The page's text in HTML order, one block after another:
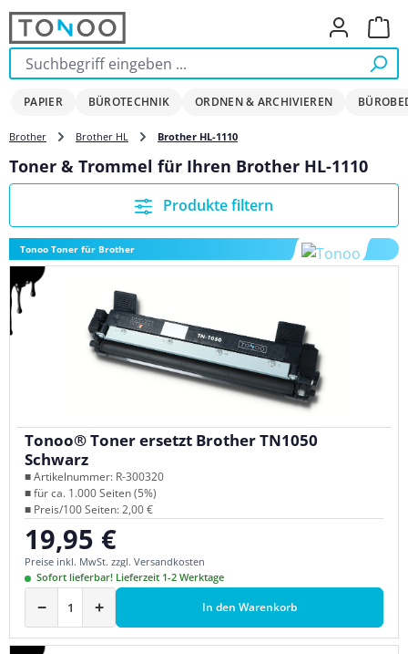
Zum Hauptinhalt springen
PAPIER BÜROTECHNIK ORDNEN & ARCHIVIEREN
Brother Brother HL Brother HL-1110
Toner & Trommel für Ihren Brother HL-1110
Produkte filtern
Tonoo Toner für Brother
Tonoo® Toner ersetzt Brother TN1050
Schwarz
■ Artikelnummer: R-300320
■ für ca. 1.000 Seiten (5%)
■ Preis/100 Seiten: 2,00 €
Regulärer Preis:
19,95 €
Preise inkl. MwSt. zzgl. Versandkosten
Sofort lieferbar! Lieferzeit 1-2 Werktage
− + In den Warenkorb